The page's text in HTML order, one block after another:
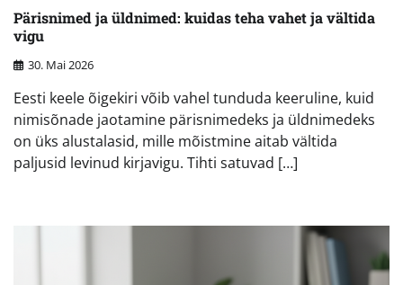
Pärisnimed ja üldnimed: kuidas teha vahet ja vältida
vigu
30. Mai 2026
Eesti keele õigekiri võib vahel tunduda keeruline, kuid
nimisõnade jaotamine pärisnimedeks ja üldnimedeks
on üks alustalasid, mille mõistmine aitab vältida
paljusid levinud kirjavigu. Tihti satuvad […]